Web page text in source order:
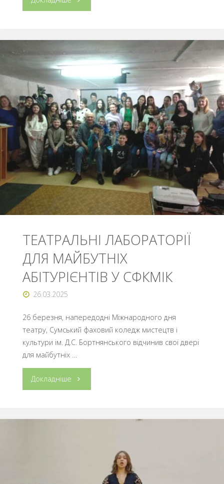
ПОДІЯ
–
ВРУЧЕННЯ
ПЕРШОГО
ВІЙСЬКОВО-
ОБЛІКОВОГО
ДОКУМЕНТА"
ТЕАТРАЛЬНІ ЛАБОРАТОРІЇ
ДЛЯ МАЙБУТНІХ
АБІТУРІЄНТІВ У СФКМІК
26.03.2025
26 березня, напередодні Міжнародного дня
театру, Сумський фаховий коледж мистецтв і
культури ім. Д.С. Бортнянського відчинив свої двері
для майбутніх …
Докладніше "ТЕАТРАЛЬНІ
ДЛЯ
АБІТУРІЄНТІВ